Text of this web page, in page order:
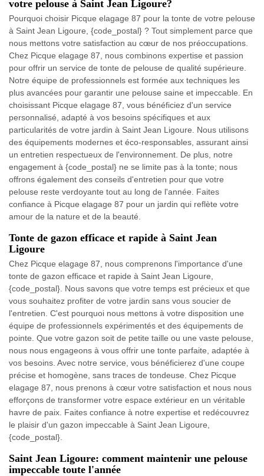
votre pelouse à Saint Jean Ligoure?
Pourquoi choisir Picque elagage 87 pour la tonte de votre pelouse
à Saint Jean Ligoure, {code_postal} ? Tout simplement parce que
nous mettons votre satisfaction au cœur de nos préoccupations.
Chez Picque elagage 87, nous combinons expertise et passion
pour offrir un service de tonte de pelouse de qualité supérieure.
Notre équipe de professionnels est formée aux techniques les
plus avancées pour garantir une pelouse saine et impeccable. En
choisissant Picque elagage 87, vous bénéficiez d'un service
personnalisé, adapté à vos besoins spécifiques et aux
particularités de votre jardin à Saint Jean Ligoure. Nous utilisons
des équipements modernes et éco-responsables, assurant ainsi
un entretien respectueux de l'environnement. De plus, notre
engagement à {code_postal} ne se limite pas à la tonte; nous
offrons également des conseils d'entretien pour que votre
pelouse reste verdoyante tout au long de l'année. Faites
confiance à Picque elagage 87 pour un jardin qui reflète votre
amour de la nature et de la beauté.
Tonte de gazon efficace et rapide à Saint Jean
Ligoure
Chez Picque elagage 87, nous comprenons l'importance d'une
tonte de gazon efficace et rapide à Saint Jean Ligoure,
{code_postal}. Nous savons que votre temps est précieux et que
vous souhaitez profiter de votre jardin sans vous soucier de
l'entretien. C'est pourquoi nous mettons à votre disposition une
équipe de professionnels expérimentés et des équipements de
pointe. Que votre gazon soit de petite taille ou une vaste pelouse,
nous nous engageons à vous offrir une tonte parfaite, adaptée à
vos besoins. Avec notre service, vous bénéficierez d'une coupe
précise et homogène, sans traces de tondeuse. Chez Picque
elagage 87, nous prenons à cœur votre satisfaction et nous nous
efforçons de transformer votre espace extérieur en un véritable
havre de paix. Faites confiance à notre expertise et redécouvrez
le plaisir d'un gazon impeccable à Saint Jean Ligoure,
{code_postal}.
Saint Jean Ligoure: comment maintenir une pelouse
impeccable toute l'année